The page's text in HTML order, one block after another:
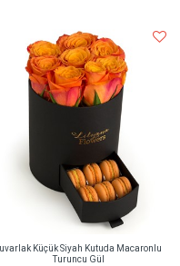
Küçük Siyah Kutuda Macaronlu
Turuncu Gül